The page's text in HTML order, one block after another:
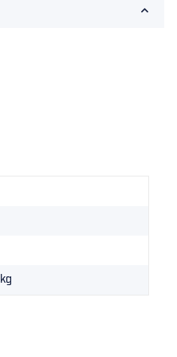
kg